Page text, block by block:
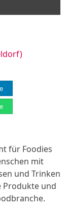
für Foodies
mit
und Trinken
Produkte und